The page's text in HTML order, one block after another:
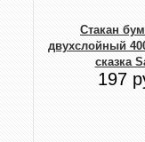
Стакан
двухслойный
сказка
197